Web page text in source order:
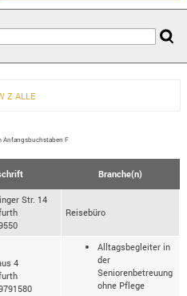
Z ALLE
Anfangsbuchstaben F
Branche(n)
Str. 14
Reisebüro
4
Alltagsbegleiter in
der
Seniorenbetreuung
ohne Pflege